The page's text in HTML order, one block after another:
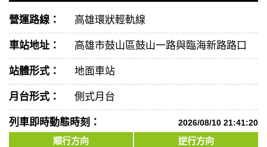
營運路線： 高雄環狀輕軌線
車站地址： 高雄市鼓山區鼓山一路與臨海新路路口
站體形式： 地面車站
月台形式： 側式月台
列車即時動態時刻： 2026/08/10 21:41:20
順行方向
逆行方向